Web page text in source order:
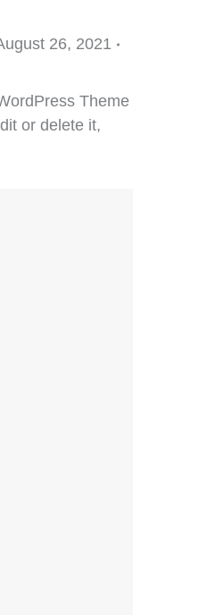
26, 2021
Theme
or delete it,